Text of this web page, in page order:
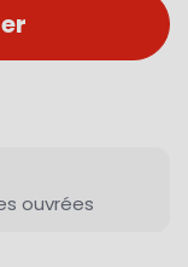
ouvrées